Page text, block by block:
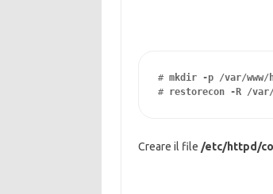
# mkdir -p /var/
# restorecon -R /
Creare il file /etc/httpd/